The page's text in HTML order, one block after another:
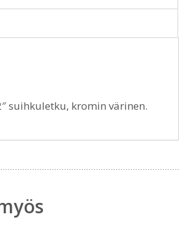
suihkuletku, kromin värinen.